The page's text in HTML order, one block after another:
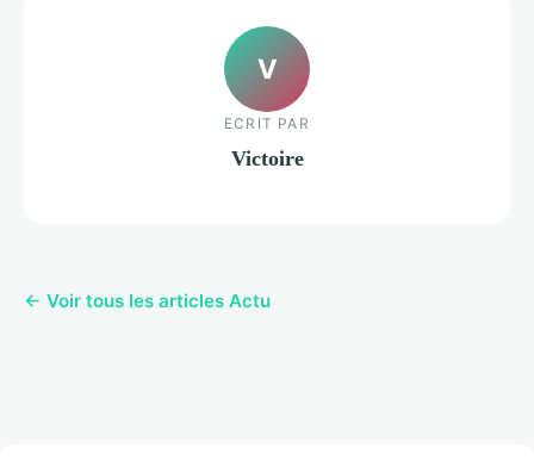
V
ECRIT PAR
Victoire
← Voir tous les articles Actu